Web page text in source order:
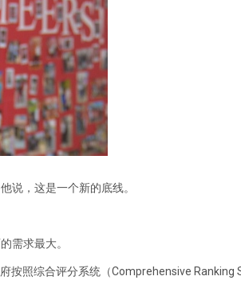
说，这是一个新的底线。
需求最大。
按照综合评分系统（Comprehensive Ranking